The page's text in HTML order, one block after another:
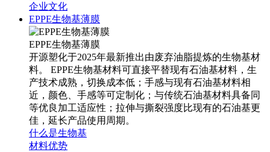
企业文化
EPPE生物基薄膜
EPPE生物基薄膜
开源塑化于2025年最新推出由废弃油脂提炼的生物基材
料。 EPPE生物基材料可直接平替现有石油基材料，生
产技术成熟，切换成本低；手感与现有石油基材料相
近，颜色、手感等可定制化；与传统石油基材料具备同
等优良加工适应性；拉伸与撕裂强度比现有的石油基更
佳，延长产品使用周期。
什么是生物基
材料优势